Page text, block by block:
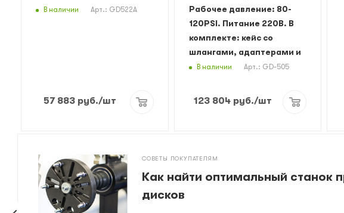
В наличии Арт.: GD522A
57 883руб./шт
Рабочее давление: 80-
120PSI. Питание 220В. В
комплекте: кейс со
шлангами, адаптерами и
В наличии Арт.: GD-505
123 804руб./шт
СОВЕТЫ ПОКУПАТЕЛЯМ
Как найти оптимальный станок
дисков